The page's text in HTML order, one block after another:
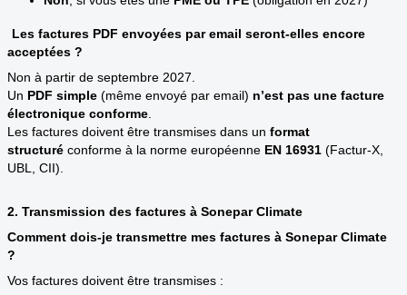
Les factures PDF envoyées par email seront-elles encore
acceptées ?
Non à partir de septembre 2027.
Un PDF simple (même envoyé par email) n’est pas une facture
électronique conforme
Les factures doivent être transmises dans un format
structuré conforme à la norme européenne EN 16931 (Factur‑X,
UBL, CII).
2. Transmission des factures à Sonepar Climate
Comment dois-je transmettre mes factures à Sonepar Climate
?
Vos factures doivent être transmises :